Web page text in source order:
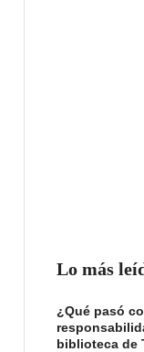
Lo más
¿Qué pasó
biblioteca de